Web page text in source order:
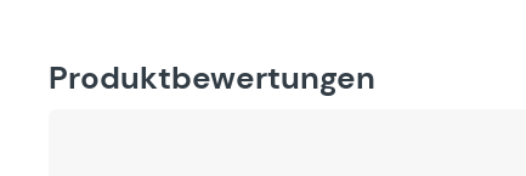
Produktbewertungen